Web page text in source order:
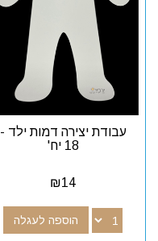
עבודת יצירה דמות ילד -
18 יח'
₪14
הוספה לעגלה